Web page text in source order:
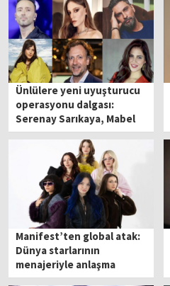
Ünlülere yeni uyuşturucu
operasyonu dalgası:
Serenay Sarıkaya, Mabel
Matiz, Onur Tuna...
Manifest’ten global atak:
Dünya starlarının
menajeriyle anlaşma